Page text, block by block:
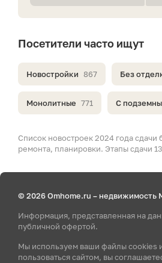
Список новостроек 2024 года
ремонта, планировки. Этапы сдачи
Посетители часто ищут
Новостройки 867 Без
Монолитные 771 С
© 2026 Omhome.ru – недвижимость
Информация, представленная на
публичной офертой.
Мы используем ваши файлы cookies
пользоваться сайтом, вы